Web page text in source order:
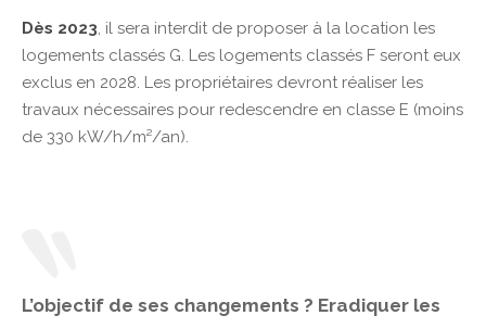
Dès 2023, il sera interdit de proposer à la location les
logements classés G. Les logements classés F seront eux
exclus en 2028. Les propriétaires devront réaliser les
travaux nécessaires pour redescendre en classe E (moins
de 330 kW/h/m²/an).
L’objectif de ses changements ? Eradiquer les